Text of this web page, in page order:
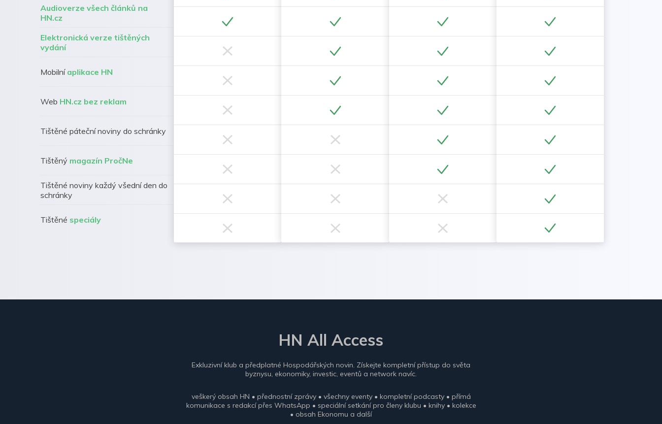
Audioverze všech článků na
HN.cz
Elektronická verze tištěných
vydání
Mobilní aplikace HN
Web HN.cz bez reklam
Tištěné páteční noviny do schránky
Tištěný magazín PročNe
Tištěné noviny každý všední den do
schránky
Tištěné speciály
HN All Access
Exkluzivní klub a předplatné Hospodářských novin. Získejte kompletní přístup do světa
byznysu, ekonomiky, investic, eventů a network navíc.
veškerý obsah HN • přednostní zprávy • všechny eventy • kompletní podcasty • přímá
komunikace s redakcí přes WhatsApp • speciální setkání pro členy klubu • knihy • kolekce
• obsah Ekonomu a další